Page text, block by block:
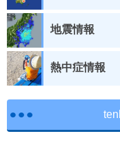
地震情報
熱中症情報